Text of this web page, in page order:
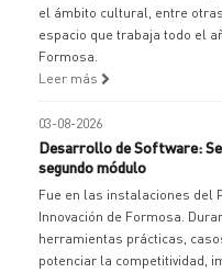
el ámbito cultural, entre
espacio que trabaja todo el
Formosa.
Leer más
03-08-2026
Desarrollo de Software:
segundo módulo
Fue en las instalaciones del
Innovación de Formosa.
herramientas prácticas,
potenciar la competitividad,